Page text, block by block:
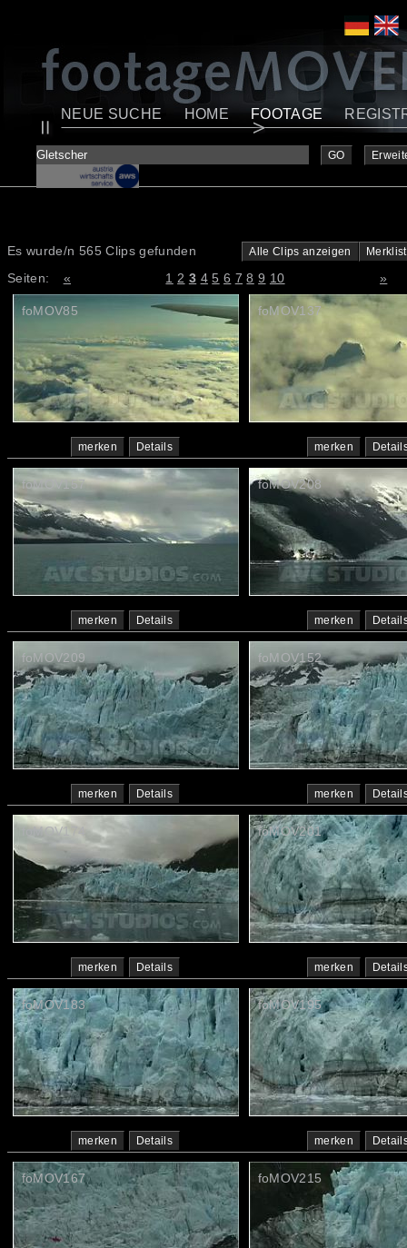
NEUE SUCHE HOME FOOTAGE
GO
Es wurde/n 565 Clips gefunden Alle Clips anzeigen
Seiten: « 1 2 3 4 5 6 7 8 9 10 »
foMOV85
merken Details
foMOV137
merken
foMOV157
merken Details
foMOV208
merken
foMOV209
merken Details
foMOV152
merken
foMOV174
merken Details
foMOV201
merken
foMOV183
merken Details
foMOV195
merken
foMOV167 foMOV215